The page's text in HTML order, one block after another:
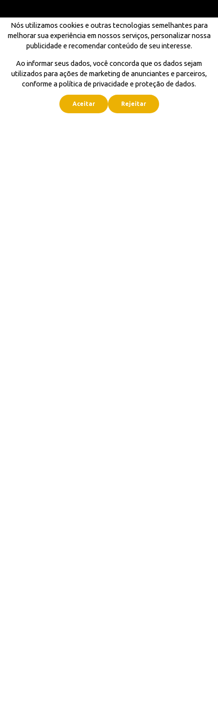
Nós utilizamos cookies e outras tecnologias semelhantes para
melhorar sua experiência em nossos serviços, personalizar nossa
publicidade e recomendar conteúdo de seu interesse.
Ao informar seus dados, você concorda que os dados sejam
utilizados para ações de marketing de anunciantes e parceiros,
conforme a política de privacidade e proteção de dados.
Aceitar Rejeitar